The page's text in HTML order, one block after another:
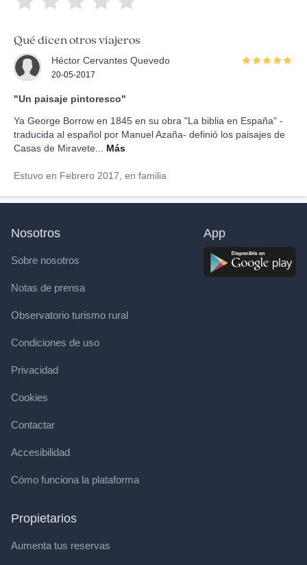
Qué dicen otros viajeros
Héctor Cervantes Quevedo
20-05-2017
"Un paisaje pintoresco"
Ya George Borrow en 1845 en su obra "La biblia en España" -
traducida al español por Manuel Azaña- definió los paisajes de
Casas de Miravete...
Más
Estuvo en Febrero 2017, en familia
Nosotros
Sobre nosotros
Notas de prensa
Observatorio turismo rural
Condiciones de uso
Privacidad
Cookies
Contactar
Accesibilidad
Cómo funciona la plataforma
Propietarios
Aumenta tus reservas
App